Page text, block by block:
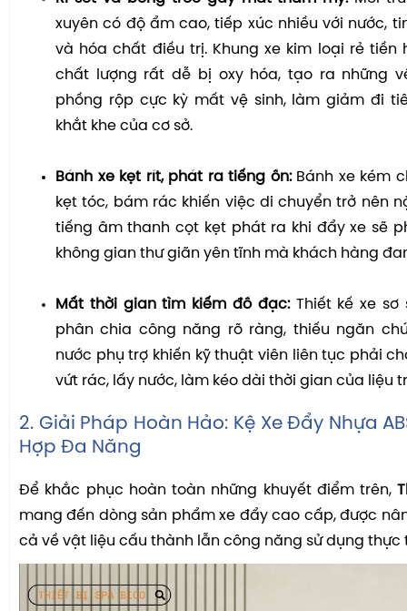
xuyên có độ ẩm cao, tiếp xúc nhiều với nước,
và hóa chất điều trị. Khung xe kim loại rẻ tiền
chất lượng rất dễ bị oxy hóa, tạo ra những
phồng rộp cực kỳ mất vệ sinh, làm giảm đi
khắt khe của cơ sở.
Bánh xe kẹt rít, phát ra tiếng ồn:Bánh xe kém
kẹt tóc, bám rác khiến việc di chuyển trở nên
tiếng âm thanh cọt kẹt phát ra khi đẩy xe sẽ
không gian thư giãn yên tĩnh mà khách hàng
Mất thời gian tìm kiếm đồ đạc:Thiết kế xe sơ
phân chia công năng rõ ràng, thiếu ngăn
nước phụ trợ khiến kỹ thuật viên liên tục phải
vứt rác, lấy nước, làm kéo dài thời gian của liệu
2. Giải Pháp Hoàn Hảo: Kệ Xe Đẩy Nhựa
Hợp Đa Năng
Để khắc phục hoàn toàn những khuyết điểm trên,
mang đến dòng sản phẩm xe đẩy cao cấp, được
cả về vật liệu cấu thành lẫn công năng sử dụng thực